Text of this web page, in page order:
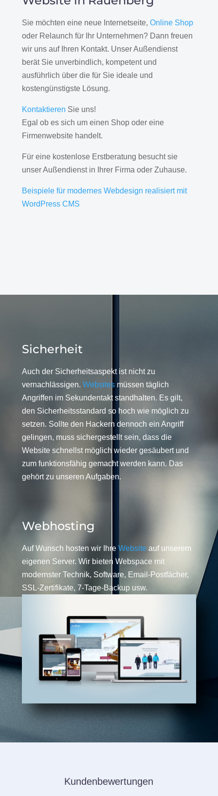
Sie möchten eine neue Internetseite, Online Shop
oder Relaunch für Ihr Unternehmen? Dann freuen
wir uns auf Ihren Kontakt. Unser Außendienst
berät Sie unverbindlich, kompetent und
ausführlich über die für Sie ideale und
kostengünstigste Lösung.
Kontaktieren Sie uns!
Egal ob es sich um einen Shop oder eine
Firmenwebsite handelt.
Für eine kostenlose Erstberatung besucht sie
unser Außendienst in Ihrer Firma oder Zuhause.
Beispiele für modernes Webdesign realisiert mit
WordPress CMS
Sicherheit
Auch der Sicherheitsaspekt ist nicht zu
vernachlässigen. Websitesmüssen täglich
Angriffen im Sekundentakt standhalten. Es gilt,
den Sicherheitsstandard so hoch wie möglich zu
setzen. Sollte den Hackern dennoch ein Angriff
gelingen, muss sichergestellt sein, dass die
Website schnellst möglich wieder gesäubert und
zum funktionsfähig gemacht werden kann. Das
gehört zu unseren Aufgaben.
Webhosting
Auf Wunsch hosten wir Ihre Website auf unserem
eigenen Server. Wir bieten Webspace mit
modernster Technik, Software, Email-Postfächer,
SSL-Zertifikate, 7-Tage-Backup usw.
Kundenbewertungen